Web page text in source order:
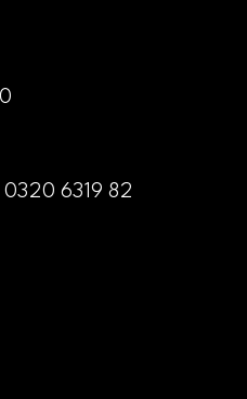
0320 6319 82